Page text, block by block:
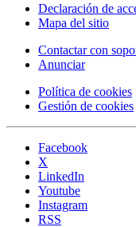
Declaración de
Mapa del sitio
Contactar con
Anunciar
Política de cookies
Gestión de cookies
Facebook
X
LinkedIn
Youtube
Instagram
RSS